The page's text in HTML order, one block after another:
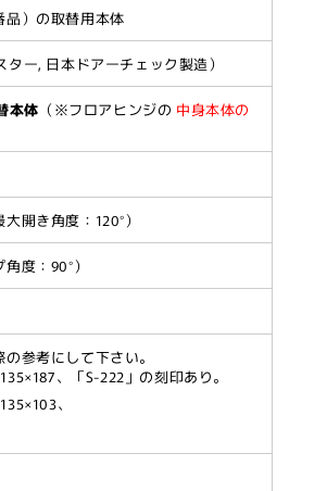
品）の取替用本体
ター, 日本ドアーチェック製造）
本体 （※フロアヒンジの 中身本体の
開き角度：120°）
度：90°）
参考にして下さい。
、「S-222」の刻印あり。
、